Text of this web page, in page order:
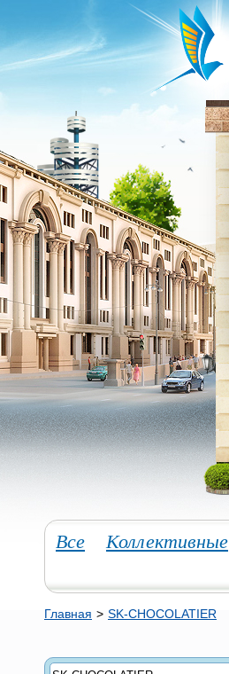
Все Коллективные
Главная > SK-CHOCOLATIER